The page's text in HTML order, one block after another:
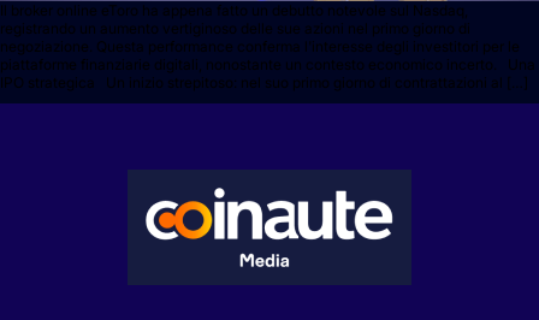
Il broker online eToro ha appena fatto un debutto notevole sul Nasdaq,
registrando un aumento vertiginoso delle sue azioni nel primo giorno di
negoziazione. Questa performance conferma l'interesse degli investitori per le
piattaforme finanziarie digitali, nonostante un contesto economico incerto. Una
IPO strategica Un inizio strepitoso: nel suo primo giorno di contrattazioni al […]